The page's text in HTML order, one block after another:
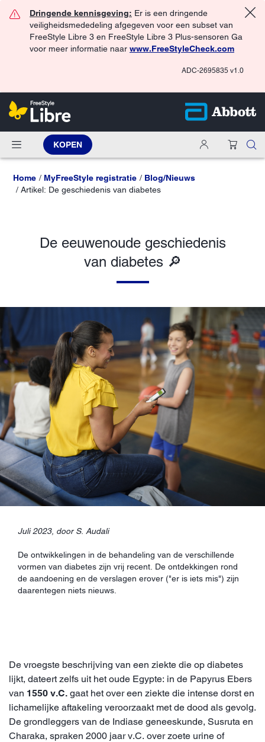
Dringende kennisgeving: Er is een dringende
veiligheidsmededeling afgegeven voor een subset van
FreeStyle Libre 3 en FreeStyle Libre 3 Plus-sensoren Ga
voor meer informatie naar www.FreeStyleCheck.com
ADC-2695835 v1.0
KOPEN
Home MyFreeStyle registratie
Blog/Nieuws
Artikel: De geschiedenis van diabetes
De eeuwenoude geschiedenis
van diabetes 🔎
Juli 2023, door S. Audali
De ontwikkelingen in de behandeling van de verschillende
vormen van diabetes zijn vrij recent. De ontdekkingen rond
de aandoening en de verslagen erover ("er is iets mis") zijn
daarentegen niets nieuws.
De vroegste beschrijving van een ziekte die op diabetes
lijkt, dateert zelfs uit het oude Egypte: in de Papyrus Ebers
van 1550 v.C. gaat het over een ziekte die intense dorst en
lichamelijke aftakeling veroorzaakt met de dood als gevolg.
De grondleggers van de Indiase geneeskunde, Susruta en
Charaka, spraken 2000 jaar v.C. over zoete urine of